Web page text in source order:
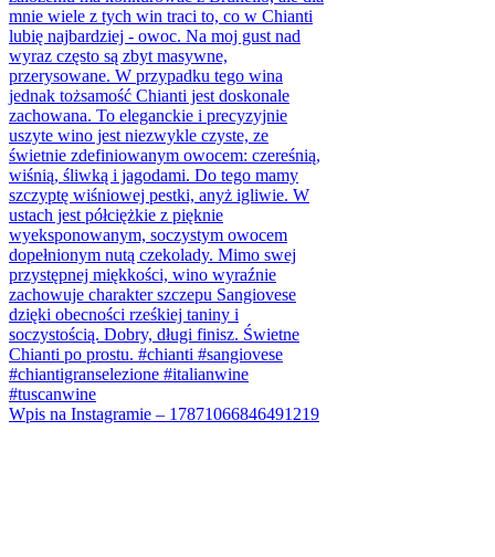
Wpis na Instagramie – 17871066846491219